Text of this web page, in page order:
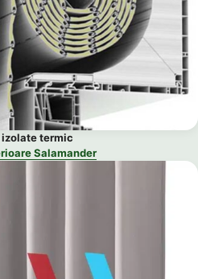
izolate termic
Salamander